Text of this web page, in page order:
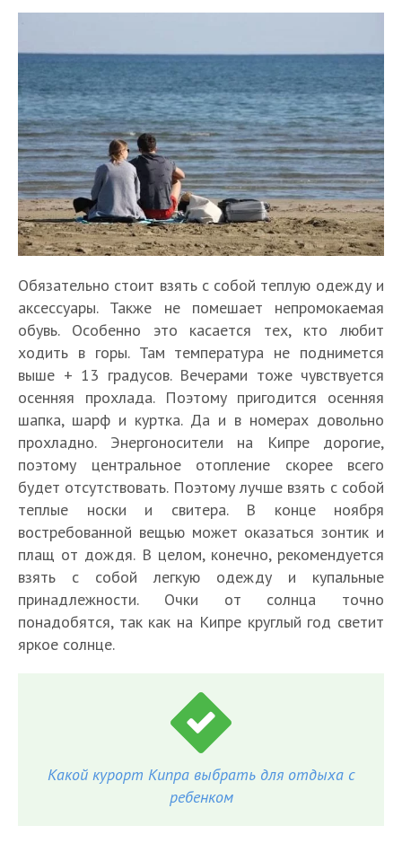
Обязательно стоит взять с собой теплую одежду и
аксессуары. Также не помешает непромокаемая
обувь. Особенно это касается тех, кто любит
ходить в горы. Там температура не поднимется
выше + 13 градусов. Вечерами тоже чувствуется
осенняя прохлада. Поэтому пригодится осенняя
шапка, шарф и куртка. Да и в номерах довольно
прохладно. Энергоносители на Кипре дорогие,
поэтому центральное отопление скорее всего
будет отсутствовать. Поэтому лучше взять с собой
теплые носки и свитера. В конце ноября
востребованной вещью может оказаться зонтик и
плащ от дождя. В целом, конечно, рекомендуется
взять с собой легкую одежду и купальные
принадлежности. Очки от солнца точно
понадобятся, так как на Кипре круглый год светит
яркое солнце.
Какой курорт Кипра выбрать для отдыха с
ребенком